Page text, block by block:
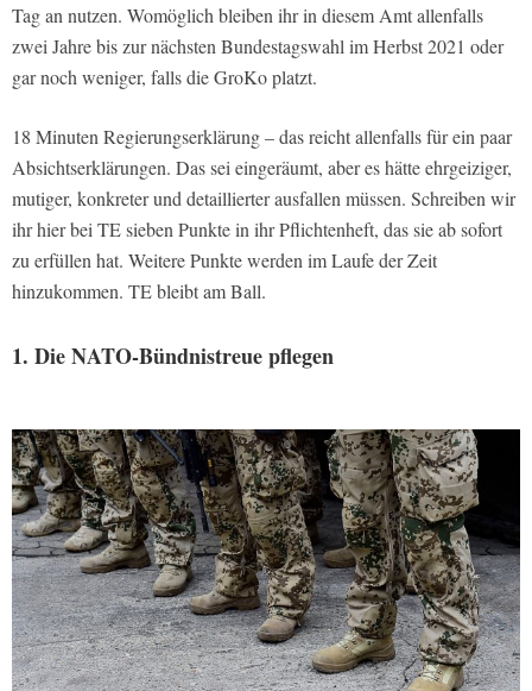
Tag an nutzen. Womöglich bleiben ihr in diesem Amt allenfalls
zwei Jahre bis zur nächsten Bundestagswahl im Herbst 2021 oder
gar noch weniger, falls die GroKo platzt.
18 Minuten Regierungserklärung – das reicht allenfalls für ein paar
Absichtserklärungen. Das sei eingeräumt, aber es hätte ehrgeiziger,
mutiger, konkreter und detaillierter ausfallen müssen. Schreiben wir
ihr hier bei TE sieben Punkte in ihr Pflichtenheft, das sie ab sofort
zu erfüllen hat. Weitere Punkte werden im Laufe der Zeit
hinzukommen. TE bleibt am Ball.
1. Die NATO-Bündnistreue pflegen